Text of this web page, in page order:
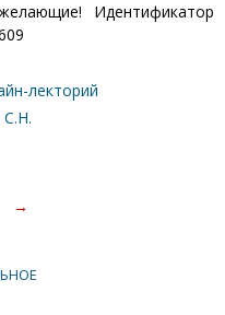
Идентификатор
лекторий
С.Н.
→